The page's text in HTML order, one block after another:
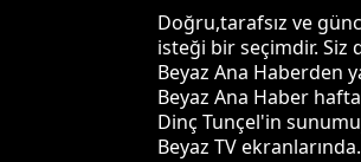
Doğru,tarafsız ve
isteği bir seçimdir. Siz
Beyaz Ana Haberden
Beyaz Ana Haber
Dinç Tunçel'in
Beyaz TV